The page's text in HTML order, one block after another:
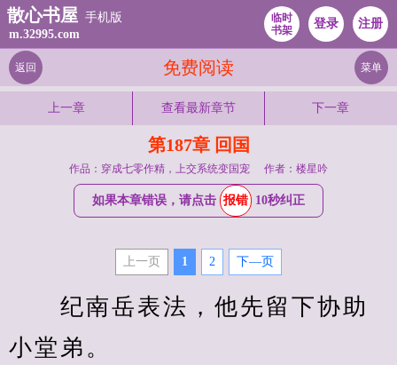
散心书屋 手机版
m.32995.com
临时
书架
登录 注册
免费阅读
返回 菜单
上一章 查看最新章节 下一章
第187章 回国
作品：穿成七零作精，上交系统变国宠 作者：楼星吟
如果本章错误，请点击 报错 10秒纠正
上一页 1 2 下—页
纪南岳表法，他先留下协助
小堂弟。